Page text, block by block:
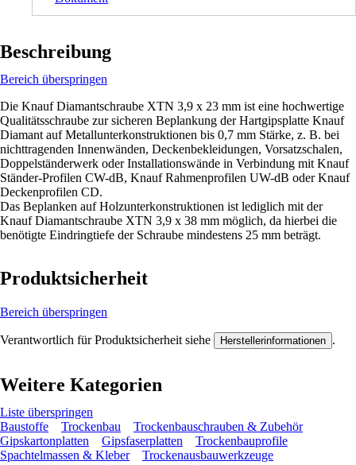
Beschreibung
Bereich überspringen
Die Knauf Diamantschraube XTN 3,9 x 23 mm ist eine hochwertige
Qualitätsschraube zur sicheren Beplankung der Hartgipsplatte Knauf
Diamant auf Metallunterkonstruktionen bis 0,7 mm Stärke, z. B. bei
nichttragenden Innenwänden, Deckenbekleidungen, Vorsatzschalen,
Doppelständerwerk oder Installationswände in Verbindung mit Knauf
Ständer-Profilen CW-dB, Knauf Rahmenprofilen UW-dB oder Knauf
Deckenprofilen CD.
Das Beplanken auf Holzunterkonstruktionen ist lediglich mit der
Knauf Diamantschraube XTN 3,9 x 38 mm möglich, da hierbei die
benötigte Eindringtiefe der Schraube mindestens 25 mm beträgt.
Produktsicherheit
Bereich überspringen
Verantwortlich für Produktsicherheit siehe Herstellerinformationen .
Weitere Kategorien
Liste überspringen
Baustoffe
Trockenbau
Trockenbauschrauben & Zubehör
Gipskartonplatten
Gipsfaserplatten
Trockenbauprofile
Spachtelmassen & Kleber
Trockenausbauwerkzeuge